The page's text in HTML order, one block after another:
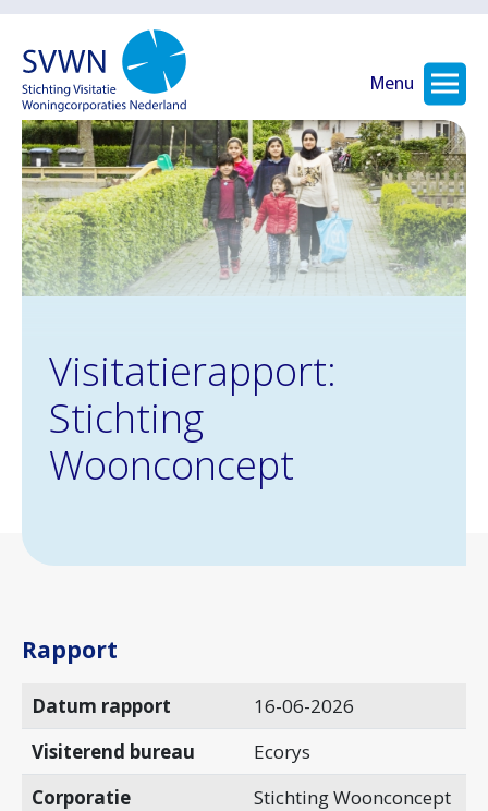
Menu
Visitatierapport:
Stichting
Woonconcept
Rapport
Datum rapport
16-06-2026
Visiterend bureau
Ecorys
Corporatie
Stichting Woonconcept